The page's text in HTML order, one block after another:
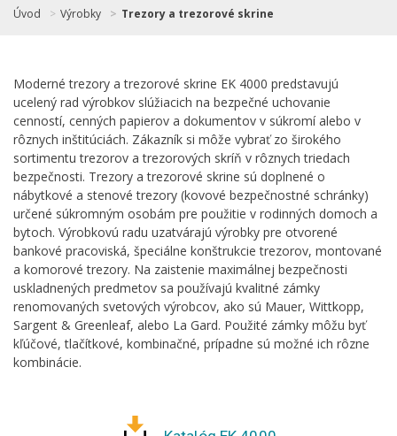
Úvod Výrobky Trezory a trezorové skrine
Moderné trezory a trezorové skrine EK 4000 predstavujú
ucelený rad výrobkov slúžiacich na bezpečné uchovanie
cenností, cenných papierov a dokumentov v súkromí alebo v
rôznych inštitúciách. Zákazník si môže vybrať zo širokého
sortimentu trezorov a trezorových skríň v rôznych triedach
bezpečnosti. Trezory a trezorové skrine sú doplnené o
nábytkové a stenové trezory (kovové bezpečnostné schránky)
určené súkromným osobám pre použitie v rodinných domoch a
bytoch. Výrobkovú radu uzatvárajú výrobky pre otvorené
bankové pracoviská, špeciálne konštrukcie trezorov, montované
a komorové trezory. Na zaistenie maximálnej bezpečnosti
uskladnených predmetov sa používajú kvalitné zámky
renomovaných svetových výrobcov, ako sú Mauer, Wittkopp,
Sargent & Greenleaf, alebo La Gard. Použité zámky môžu byť
kľúčové, tlačítkové, kombinačné, prípadne sú možné ich rôzne
kombinácie.